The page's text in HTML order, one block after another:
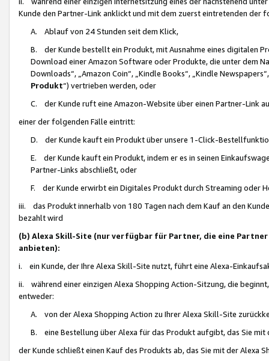
Kunde den Partner-Link anklickt und mit dem zuerst eintretenden der
A. Ablauf von 24 Stunden seit dem Klick,
B. der Kunde bestellt ein Produkt, mit Ausnahme eines digitalen
Download einer Amazon Software oder Produkte, die unter dem
Downloads“, „Amazon Coin“, „Kindle Books“, „Kindle
Produkt“) vertrieben werden, oder
C. der Kunde ruft eine Amazon-Website über einen Partner-Link
einer der folgenden Fälle eintritt:
D. der Kunde kauft ein Produkt über unsere 1-Click-
E. der Kunde kauft ein Produkt, indem er es in seinen
Partner-Links abschließt, oder
F. der Kunde erwirbt ein Digitales Produkt durch Streaming oder
iii. das Produkt innerhalb von 180 Tagen nach dem Kauf an den
bezahlt wird
(b) Alexa Skill-Site (nur verfügbar für Partner, die eine
anbieten):
i. ein Kunde, der Ihre Alexa Skill-Site nutzt, führt eine Alexa-
ii. während einer einzigen Alexa Shopping Action-Sitzung, die
entweder:
A. von der Alexa Shopping Action zu Ihrer Alexa Skill-Site
B. eine Bestellung über Alexa für das Produkt aufgibt, das Sie mit
der Kunde schließt einen Kauf des Produkts ab, das Sie mit der Alexa